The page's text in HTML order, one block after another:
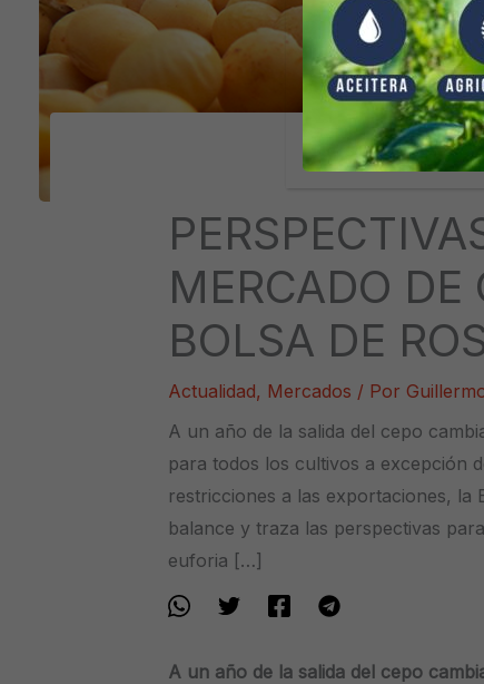
MERCADO DE
BOLSA DE
Actualidad, Mercados / Por
A un año de la salida del cepo
para todos los cultivos a excepción
restricciones a las exportaciones, la
balance y traza las perspectivas
euforia […]
A un año de la salida del cepo